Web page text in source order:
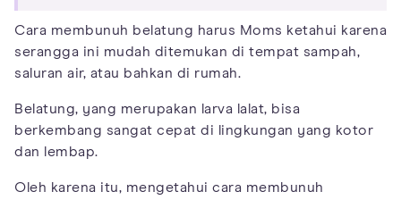
Cara membunuh belatung harus Moms ketahui karena
serangga ini mudah ditemukan di tempat sampah,
saluran air, atau bahkan di rumah.
Belatung, yang merupakan larva lalat, bisa
berkembang sangat cepat di lingkungan yang kotor
dan lembap.
Oleh karena itu, mengetahui cara membunuh